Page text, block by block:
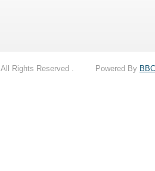
All Rights Reserved . Powered By